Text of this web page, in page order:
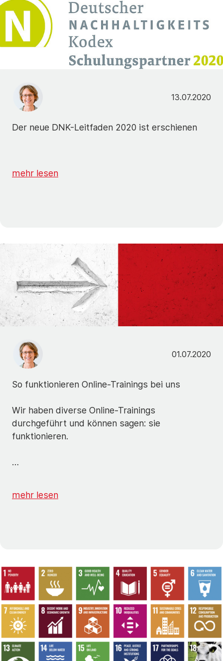
13.07.2020
Der neue DNK-Leitfaden 2020 ist erschienen
mehr lesen
01.07.2020
So funktionieren Online-Trainings bei uns
Wir haben diverse Online-Trainings
durchgeführt und können sagen: sie
funktionieren.
…
mehr lesen